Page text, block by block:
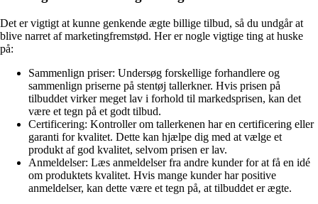
Det er vigtigt at kunne genkende ægte billige tilbud, så du undgår at
blive narret af marketingfremstød. Her er nogle vigtige ting at huske
på:
Sammenlign priser: Undersøg forskellige forhandlere og
sammenlign priserne på stentøj tallerkner. Hvis prisen på
tilbuddet virker meget lav i forhold til markedsprisen, kan det
være et tegn på et godt tilbud.
Certificering: Kontroller om tallerkenen har en certificering eller
garanti for kvalitet. Dette kan hjælpe dig med at vælge et
produkt af god kvalitet, selvom prisen er lav.
Anmeldelser: Læs anmeldelser fra andre kunder for at få en idé
om produktets kvalitet. Hvis mange kunder har positive
anmeldelser, kan dette være et tegn på, at tilbuddet er ægte.